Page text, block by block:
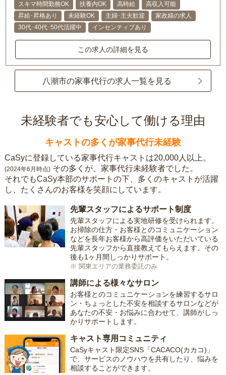
スキマ時間勤務OK 扶養内OK 高時給
高収入可能
昇給･昇格あり
未経験OK 主婦･主夫歓迎
家政婦の求人
30代･40代･50代活躍中
インセンティブあり
この求人の詳細を見る
八潮市の家事代行の求人一覧を見る
未経験者でも安心して働ける理由
キャストの多くが家事代行未経験
CaSyに登録している家事代行キャストは20,000人以上。
(2024年6月時点) その多くが、家事代行未経験者でした。
それでもCaSy本部のサポートの下、多くのキャストが活躍
し、たくさんのお客様を笑顔にしています。
先輩スタッフによるサポート制度
先輩スタッフによる実地研修を受けられます。
お掃除の仕方・お客様とのコミュニケーション
などを長年お客様から高評価をいただいている
先輩スタッフから直接教えてもらえます。その
後も1ヶ月間しっかりサポート。
※ 関東エリアの業務委託のみ
講師による様々なサロン
お客様とのコミュニケーションを練習するサロ
ン・ちょっとした不安を相談するサロンなどが
あなたの不安・お悩みに合わせて、講師がしっ
かりサポートします。
キャスト専用コミュニティ
CaSyキャスト限定SNS「CACACO(カカコ)」
で、サービスのノウハウを共有したり、悩みを
相談することができます。